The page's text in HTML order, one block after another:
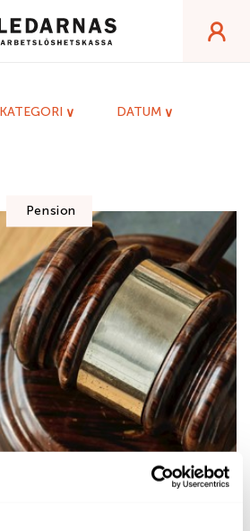
Nyheter
KATEGORI DATUM
Pension